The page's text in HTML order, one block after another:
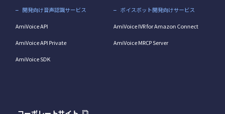
開発向け音声認識サービス
AmiVoice API
AmiVoice API Private
AmiVoice SDK
ボイスボット開発向けサービス
AmiVoice IVR for Amazon Connect
AmiVoice MRCP Server